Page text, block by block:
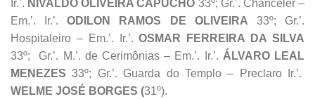
Ir.’. NIVALDO OLIVEIRA CAPUCHO 33º; Gr.’. Chanceler –
Em.’. Ir.’.ODILON RAMOS DE OLIVEIRA 33º; Gr.’.
Hospitaleiro – Em.’. Ir.’.OSMAR FERREIRA DA SILVA
33º; Gr.’. M.’. de Cerimônias – Em.’. Ir.’. ÁLVARO LEAL
MENEZES 33º; Gr.’. Guarda do Templo – Preclaro Ir.’.
WELME JOSÉ BORGES (31º).